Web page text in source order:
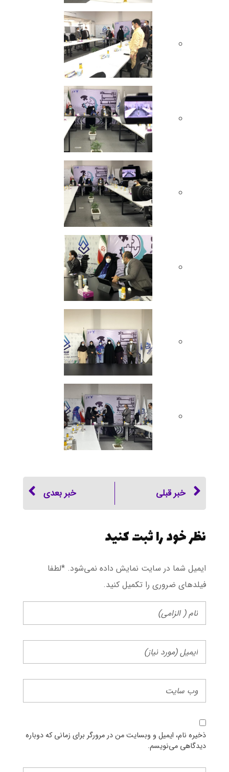
خبر قبلی خبر بعدی
نظر خود را ثبت کنید
ایمیل شما در سایت نمایش داده نمی‌شود. *لطفا
فیلد‌های ضروری را تکمیل کنید.
ذخیره نام، ایمیل و وبسایت من در مرورگر برای زمانی که دوباره
دیدگاهی می‌نویسم.